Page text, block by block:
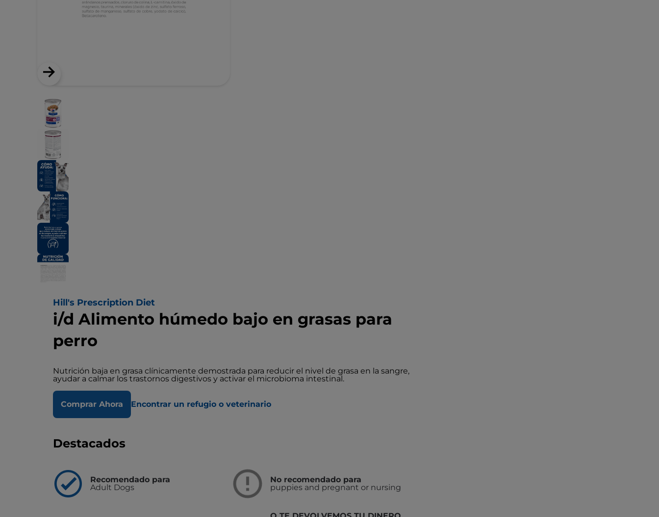
Hill's Prescription Diet
i/d Alimento húmedo bajo en grasas para
perro
Nutrición baja en grasa clínicamente demostrada para reducir el nivel de grasa en la sangre,
ayudar a calmar los trastornos digestivos y activar el microbioma intestinal.
Comprar Ahora Encontrar un refugio o veterinario
Destacados
Recomendado para
Adult Dogs
No recomendado para
puppies and pregnant or nursing